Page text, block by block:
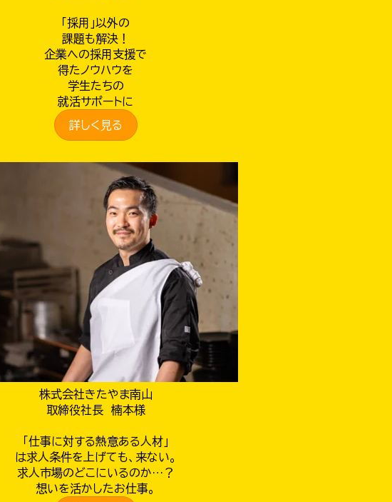
「採用」以外の
課題も解決！
企業への採用支援で
得たノウハウを
学生たちの
就活サポートに
詳しく見る
株式会社きたやま南山
取締役社長 楠本様
「仕事に対する熱意ある人材」
は求人条件を上げても、来ない。
求人市場のどこにいるのか…？
想いを活かしたお仕事。